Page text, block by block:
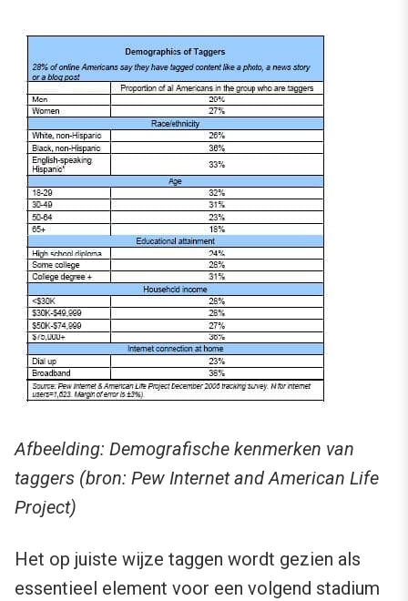
Afbeelding: Demografische kenmerken van
taggers (bron: Pew Internet and American Life
Project)
Het op juiste wijze taggen wordt gezien als
essentieel element voor een volgend stadium